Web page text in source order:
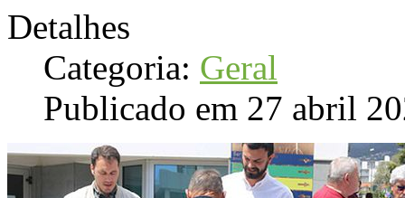
Detalhes
Categoria: Geral
Publicado em 27 abril